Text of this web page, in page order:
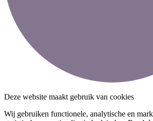
Deze website maakt gebruik van cookies
Wij gebruiken functionele, analytische en